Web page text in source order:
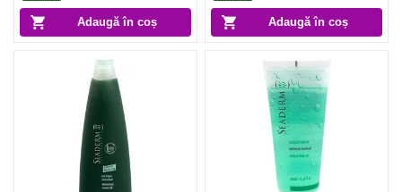
Adaugă în coș Adaugă în coș